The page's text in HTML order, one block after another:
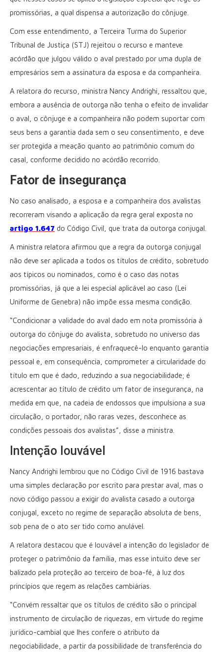
promissórias, a qual dispensa a autorização do cônjuge.
Com esse entendimento, a Terceira Turma do Superior
Tribunal de Justiça (STJ) rejeitou o recurso e manteve
acórdão que julgou válido o aval prestado por uma dupla de
empresários sem a assinatura da esposa e da companheira.
A relatora do recurso, ministra Nancy Andrighi, ressaltou que,
embora a ausência de outorga não tenha o efeito de invalidar
o aval, o cônjuge e a companheira não podem suportar com
seus bens a garantia dada sem o seu consentimento, e deve
ser protegida a meação quanto ao patrimônio comum do
casal, conforme decidido no acórdão recorrido.
Fator de insegurança
No caso analisado, a esposa e a companheira dos avalistas
recorreram visando a aplicação da regra geral exposta no
artigo 1.647 do Código Civil, que trata da outorga conjugal.
A ministra relatora afirmou que a regra da outorga conjugal
não deve ser aplicada a todos os títulos de crédito, sobretudo
aos típicos ou nominados, como é o caso das notas
promissórias, já que a lei especial aplicável ao caso (Lei
Uniforme de Genebra) não impõe essa mesma condição.
“Condicionar a validade do aval dado em nota promissória à
outorga do cônjuge do avalista, sobretudo no universo das
negociações empresariais, é enfraquecê-lo enquanto garantia
pessoal e, em consequência, comprometer a circularidade do
título em que é dado, reduzindo a sua negociabilidade; é
acrescentar ao título de crédito um fator de insegurança, na
medida em que, na cadeia de endossos que impulsiona a sua
circulação, o portador, não raras vezes, desconhece as
condições pessoais dos avalistas”, disse a ministra.
Intenção louvável
Nancy Andrighi lembrou que no Código Civil de 1916 bastava
uma simples declaração por escrito para prestar aval, mas o
novo código passou a exigir do avalista casado a outorga
conjugal, exceto no regime de separação absoluta de bens,
sob pena de o ato ser tido como anulável.
A relatora destacou que é louvável a intenção do legislador de
proteger o patrimônio da família, mas esse intuito deve ser
balizado pela proteção ao terceiro de boa-fé, à luz dos
princípios que regem as relações cambiárias.
“Convém ressaltar que os títulos de crédito são o principal
instrumento de circulação de riquezas, em virtude do regime
jurídico-cambial que lhes confere o atributo da
negociabilidade, a partir da possibilidade de transferência do